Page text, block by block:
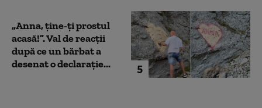
5
„Anna, ţine-ţi prostul
acasă!”. Val de reacții
după ce un bărbat a
desenat o declarație...